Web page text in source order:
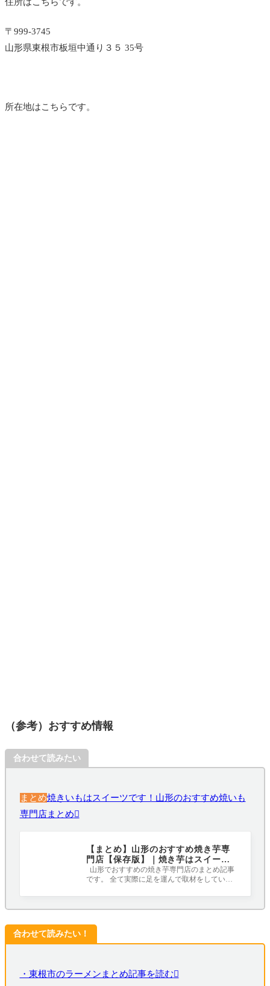
〒999-3745
山形県東根市板垣中通り３５ 35号
所在地はこちらです。
（参考）おすすめ情報
合わせて読みたい
まとめ焼きいもはスイーツです！山形のおすすめ焼いも
専門店まとめ
【まとめ】山形のおすすめ焼き芋専
門店【保存版】｜焼き芋はスイーツ
です！！！
山形でおすすめの焼き芋専門店のまとめ記事
です。 全て実際に足を運んで取材をしていま
合わせて読みたい！
・東根市のラーメンまとめ記事を読む